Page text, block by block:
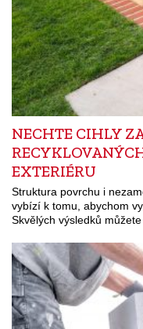
NECHTE CIHLY
EXTERIÉRU
Struktura povrchu i
vybízí k tomu, abychom
Skvělých výsledků